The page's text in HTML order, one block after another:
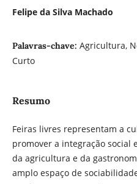
Felipe da Silva Machado
Palavras-chave: Agricultura,
Curto
Resumo
Feiras livres representam a
promover a integração social
da agricultura e da
amplo espaço de